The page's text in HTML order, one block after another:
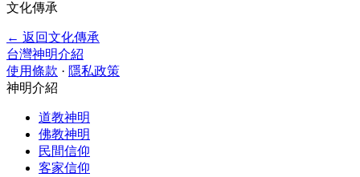
文化傳承
← 返回文化傳承
台灣神明介紹
使用條款 · 隱私政策
神明介紹
道教神明
佛教神明
民間信仰
客家信仰